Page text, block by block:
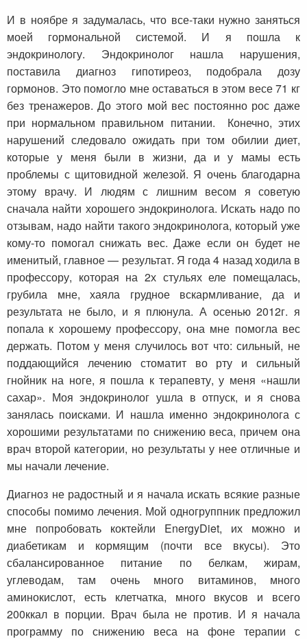
И в ноябре я задумалась, что все-таки нужно заняться
моей гормональной системой. И я пошла к
эндокринологу. Эндокринолог нашла нарушения,
поставила диагноз гипотиреоз, подобрала дозу
гормонов. Это помогло мне оставаться в этом весе 71 кг
без тренажеров. До этого мой вес постоянно рос даже
при нормальном правильном питании. Конечно, этих
нарушений следовало ожидать при том обилии диет,
которые у меня были в жизни, да и у мамы есть
проблемы с щитовидной железой. Я очень благодарна
этому врачу. И людям с лишним весом я советую
сначала найти хорошего эндокринолога. Искать надо по
отзывам, надо найти такого эндокринолога, который уже
кому-то помогал снижать вес. Даже если он будет не
именитый, главное — результат. Я года 4 назад ходила в
профессору, которая на 2х стульях еле помещалась,
грубила мне, хаяла грудное вскармливание, да и
результата не было, и я плюнула. А осенью 2012г. я
попала к хорошему профессору, она мне помогла вес
держать. Потом у меня случилось вот что: сильный, не
поддающийся лечению стоматит во рту и сильный
гнойник на ноге, я пошла к терапевту, у меня «нашли
сахар». Моя эндокринолог ушла в отпуск, и я снова
занялась поисками. И нашла именно эндокринолога с
хорошими результатами по снижению веса, причем она
врач второй категории, но результаты у нее отличные и
мы начали лечение.
Диагноз не радостный и я начала искать всякие разные
способы помимо лечения. Мой одногруппник предложил
мне попробовать коктейли EnergyDiet, их можно и
диабетикам и кормящим (почти все вкусы). Это
сбалансированное питание по белкам, жирам,
углеводам, там очень много витаминов, много
аминокислот, есть клетчатка, много вкусов и всего
200ккал в порции. Врач была не против. И я начала
программу по снижению веса на фоне терапии с